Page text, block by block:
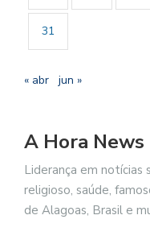
31
« abr jun »
A Hora News
Liderança em
religioso, saúde,
de Alagoas, Brasil e